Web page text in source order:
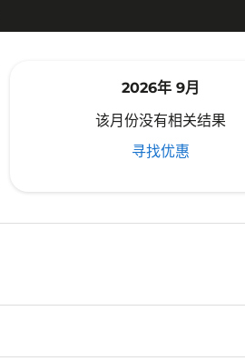
2026年 9月
该月份没有相关结果
寻找优惠